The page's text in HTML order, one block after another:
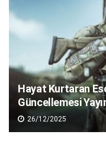
Hayat Kurtaran
Güncellemesi
26/12/2025